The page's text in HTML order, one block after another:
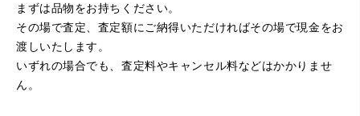
（京都府亀岡市）他店舗にも行きましたが、対応の方があ
まりお売りしたくないと思ったので、やめました。こちら
は電話対応からも誠実な印象でしたので、こちらでお売り
しようと思っておりました。この度はありがとうございま
す。
まずは品物をお持ちください。
その場で査定、査定額にご納得いただければその場で現金をお
渡しいたします。
いずれの場合でも、査定料やキャンセル料などはかかりませ
ん。